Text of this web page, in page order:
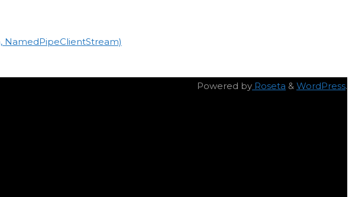
NamedPipeClientStream)
Powered by Roseta & WordPress.